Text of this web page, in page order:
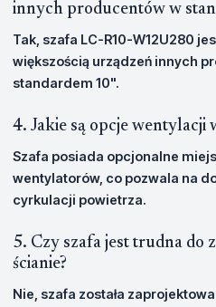
innych producentów w
Tak, szafa LC-R10-W12U280
większością urządzeń innych
standardem 10".
4. Jakie są opcje wentylacji
Szafa posiada opcjonalne
wentylatorów, co pozwala na
cyrkulacji powietrza.
5. Czy szafa jest trudna do
ścianie?
Nie, szafa została